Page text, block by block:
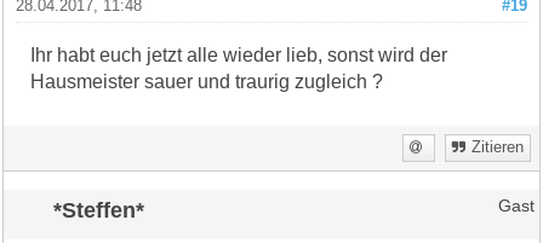
#19
28.04.2017, 11:48
Ihr habt euch jetzt alle wieder lieb, sonst wird der
Hausmeister sauer und traurig zugleich ?
Zitieren
*Steffen* Gast